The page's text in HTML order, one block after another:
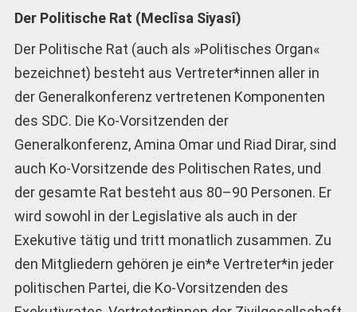
Der Politische Rat (Meclîsa Siyasî)
Der Politische Rat (auch als »Politisches Organ«
bezeichnet) besteht aus Vertreter*innen aller in
der Generalkonferenz vertretenen Komponenten
des SDC. Die Ko-Vorsitzenden der
Generalkonferenz, Amina Omar und Riad Dirar, sind
auch Ko-Vorsitzende des Politischen Rates, und
der gesamte Rat besteht aus 80–90 Personen. Er
wird sowohl in der Legislative als auch in der
Exekutive tätig und tritt monatlich zusammen. Zu
den Mitgliedern gehören je ein*e Vertreter*in jeder
politischen Partei, die Ko-Vorsitzenden des